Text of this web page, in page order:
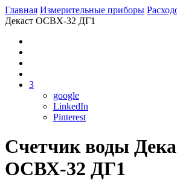
Главная Измерительные приборы
Декаст ОСВХ-32 ДГ1
3
google
LinkedIn
Pinterest
Счетчик воды
ОСВХ-32 ДГ1